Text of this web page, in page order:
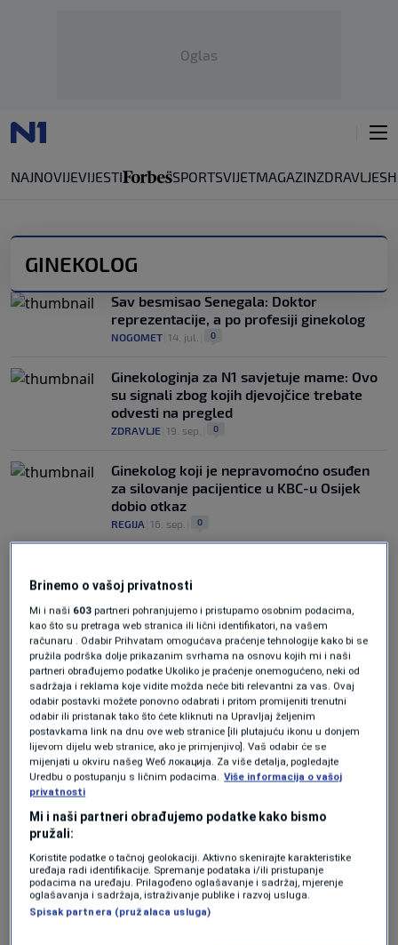
Oglas
NAJNOVIJEVIJESTI SPORTSVIJETMAGAZINZDRAVLJE
GINEKOLOG
Sav besmisao Senegala: Doktor
reprezentacije, a po profesiji ginekolog
NOGOMET 14. jul. 0
Ginekologinja za N1 savjetuje mame: Ovo
su signali zbog kojih djevojčice trebate
odvesti na pregled
ZDRAVLJE 19. sep. 0
Ginekolog koji je nepravomoćno osuđen
za silovanje pacijentice u KBC-u Osijek
dobio otkaz
REGIJA 16. sep. 0
Oglas
Ginekolog nepravomoćno osuđen za
neprimjerena hajka"
Ginekolog nepravomoćno osuđen za
silovanje više ne radi u osječkoj bolnici
REGIJA|13. sep.| 0
Brinemo o vašoj privatnosti
Mi i naši 603 partneri pohranjujemo i pristupamo osobnim podacima,
kao što su pretraga web stranica ili lični identifikatori, na vašem
računaru . Odabir Prihvatam omogućava praćenje tehnologije kako bi se
pružila podrška dolje prikazanim svrhama na osnovu kojih mi i naši
partneri obrađujemo podatke Ukoliko je praćenje onemogućeno, neki od
sadržaja i reklama koje vidite možda neće biti relevantni za vas. Ovaj
odabir postavki možete ponovno odabrati i pritom promijeniti trenutni
odabir ili pristanak tako što ćete kliknuti na Upravljaj željenim
postavkama link na dnu ove web stranice [ili plutajuću ikonu u donjem
lijevom dijelu web stranice, ako je primjenjivo]. Vaš odabir će se
mijenjati u okviru našeg Wеб локација. Za više detalja, pogledajte
Uredbu o postupanju s ličnim podacima. Više informacija o vašoj
privatnosti
Mi i naši partneri obrađujemo podatke kako bismo
pružali:
Koristite podatke o tačnoj geolokaciji. Aktivno skenirajte karakteristike
uređaja radi identifikacije. Spremanje podataka i/ili pristupanje
podacima na uređaju. Prilagođeno oglašavanje i sadržaj, mjerenje
oglašavanja i sadržaja, istraživanje publike i razvoj usluga.
Spisak partnera (pružalaca usluga)